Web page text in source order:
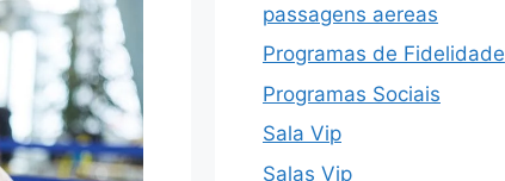
passagens aereas
Programas de Fidelidade
Programas Sociais
Sala Vip
Salas Vip